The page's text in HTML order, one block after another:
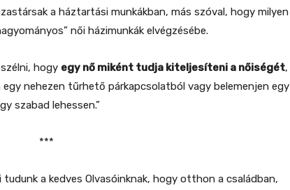
a háztartási munkákban, más szóval, hogy milyen
női házimunkák elvégzésébe.
hogy egy nő miként tudja kiteljesíteni a nőiségét,
nehezen tűrhető párkapcsolatból vagy belemenjen egy
szabad lehessen.”
***
tudunk a kedves Olvasóinknak, hogy otthon a családban,